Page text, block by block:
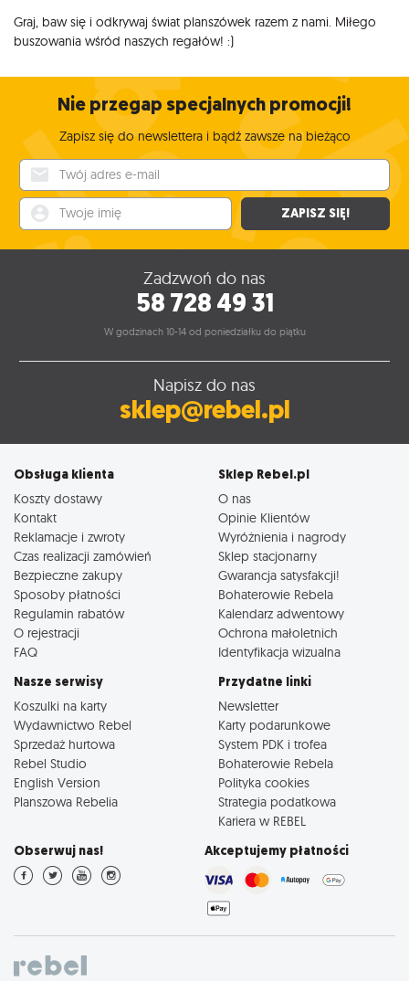
Graj, baw się i odkrywaj świat planszówek razem z nami. Miłego
buszowania wśród naszych regałów! :)
Nie przegap specjalnych promocji!
Zapisz się do newslettera i bądź zawsze na bieżąco
ZAPISZ SIĘ!
Zadzwoń do nas
58 728 49 31
W godzinach 10-14 od poniedziałku do piątku
Napisz do nas
sklep@rebel.pl
Obsługa klienta
Koszty dostawy
Kontakt
Reklamacje i zwroty
Czas realizacji zamówień
Bezpieczne zakupy
Sposoby płatności
Regulamin rabatów
O rejestracji
FAQ
Sklep Rebel.pl
O nas
Opinie Klientów
Wyróżnienia i nagrody
Sklep stacjonarny
Gwarancja satysfakcji!
Bohaterowie Rebela
Kalendarz adwentowy
Ochrona małoletnich
Identyfikacja wizualna
Nasze serwisy
Koszulki na karty
Wydawnictwo Rebel
Sprzedaż hurtowa
Rebel Studio
English Version
Planszowa Rebelia
Przydatne linki
Newsletter
Karty podarunkowe
System PDK i trofea
Bohaterowie Rebela
Polityka cookies
Strategia podatkowa
Kariera w REBEL
Obserwuj nas! Akceptujemy płatności